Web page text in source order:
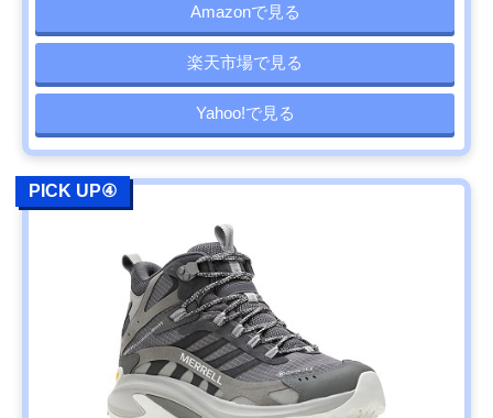
Amazonで見る
楽天市場で見る
Yahoo!で見る
PICK UP④